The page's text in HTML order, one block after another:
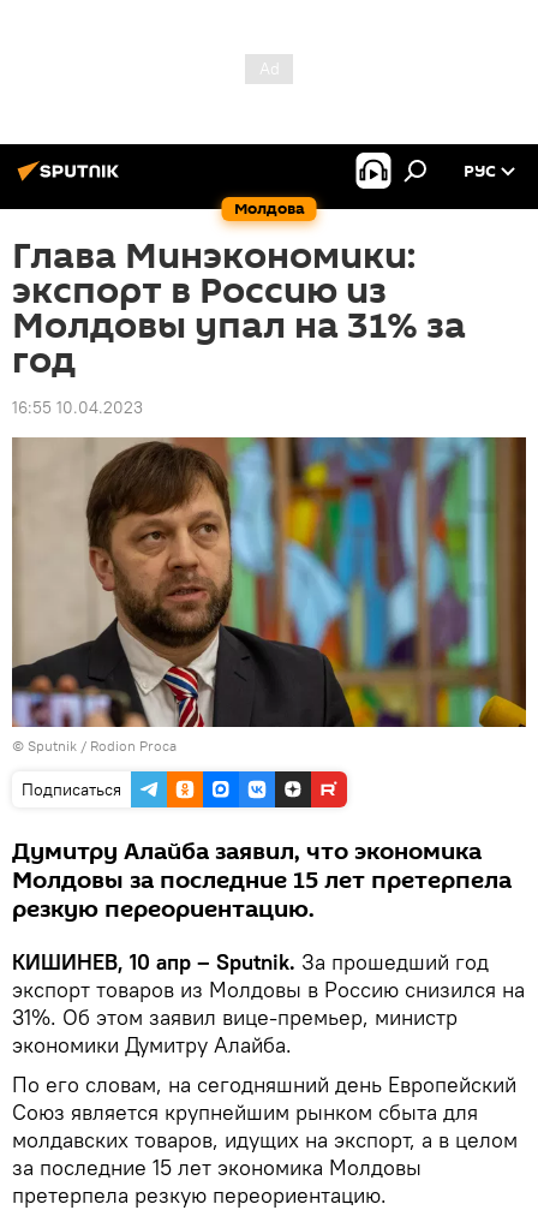
Молдова
РУС
Глава Минэкономики:
экспорт в Россию из
Молдовы упал на 31% за
год
16:55 10.04.2023
© Sputnik / Rodion Proca
Подписаться
Думитру Алайба заявил, что экономика
Молдовы за последние 15 лет претерпела
резкую переориентацию.
КИШИНЕВ, 10 апр – Sputnik. За прошедший год
экспорт товаров из Молдовы в Россию снизился на
31%. Об этом заявил вице-премьер, министр
экономики Думитру Алайба.
По его словам, на сегодняшний день Европейский
Союз является крупнейшим рынком сбыта для
молдавских товаров, идущих на экспорт, а в целом
за последние 15 лет экономика Молдовы
претерпела резкую переориентацию.